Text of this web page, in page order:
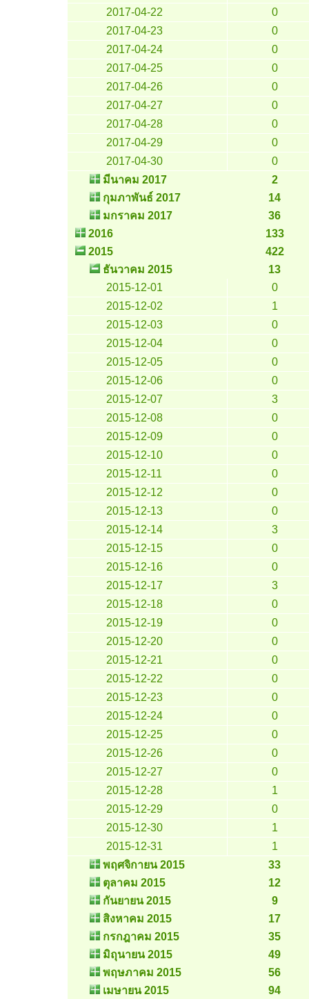
2017-04-22
0
2017-04-23
0
2017-04-24
0
2017-04-25
0
2017-04-26
0
2017-04-27
0
2017-04-28
0
2017-04-29
0
2017-04-30
0
มีนาคม 2017
2
กุมภาพันธ์ 2017
14
มกราคม 2017
36
2016
133
2015
422
ธันวาคม 2015
13
2015-12-01
0
2015-12-02
1
2015-12-03
0
2015-12-04
0
2015-12-05
0
2015-12-06
0
2015-12-07
3
2015-12-08
0
2015-12-09
0
2015-12-10
0
2015-12-11
0
2015-12-12
0
2015-12-13
0
2015-12-14
3
2015-12-15
0
2015-12-16
0
2015-12-17
3
2015-12-18
0
2015-12-19
0
2015-12-20
0
2015-12-21
0
2015-12-22
0
2015-12-23
0
2015-12-24
0
2015-12-25
0
2015-12-26
0
2015-12-27
0
2015-12-28
1
2015-12-29
0
2015-12-30
1
2015-12-31
1
พฤศจิกายน 2015
33
ตุลาคม 2015
12
กันยายน 2015
9
สิงหาคม 2015
17
กรกฎาคม 2015
35
มิถุนายน 2015
49
พฤษภาคม 2015
56
เมษายน 2015
94